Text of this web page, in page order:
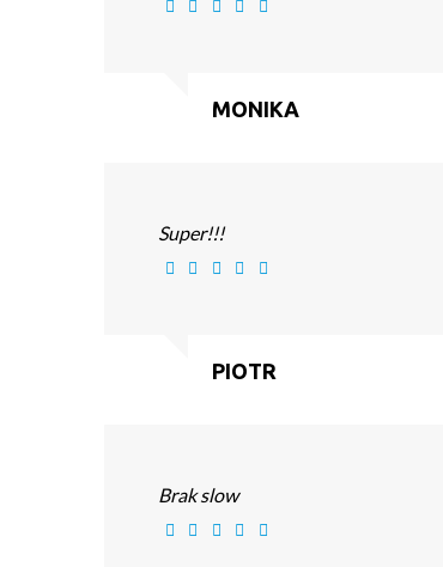
MONIKA
Super!!!
PIOTR
Brak slow